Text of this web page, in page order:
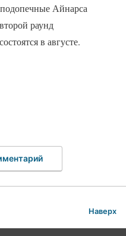
Айнарса
раунд
в августе.
Наверх